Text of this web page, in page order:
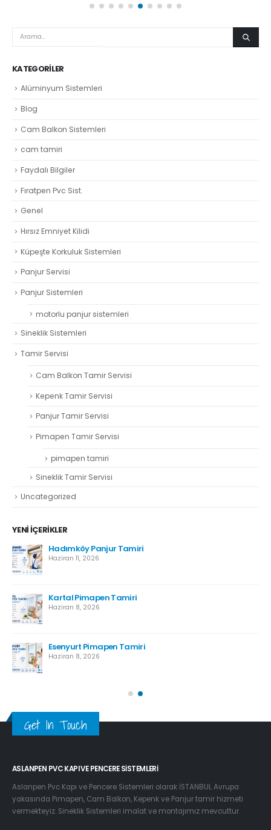
KATEGORILER
Alüminyum Sistemleri
Blog
Cam Balkon Sistemleri
cam tamiri
Faydalı Bilgiler
Fıratpen Pvc Sist.
Genel
Hırsız Emniyet Kilidi
Küpeşte Korkuluk Sistemleri
Panjur Servisi
Panjur Sistemleri
motorlu panjur sistemleri
Sineklik Sistemleri
Tamir Servisi
Cam Balkon Tamir Servisi
Kepenk Tamir Servisi
Panjur Tamir Servisi
Pimapen Tamir Servisi
pimapen tamiri
Sineklik Tamir Servisi
Uncategorized
YENI İÇERIKLER
Hadımköy Panjur Tamiri
Haziran 11, 2026
Kartal Pimapen Tamiri
Haziran 8, 2026
Esenyurt Pimapen Tamiri
Haziran 8, 2026
Get In Touch
ASLANPEN PVC KAPI VE PENCERE SISTEMLERI
Aslanpen Pvc Kapı ve Pencere Sistemleri olarak İSTANBUL Avrupa
yakasında Pimapen, Cam Balkon, Kepenk ve Panjur tamir hizmeti
vermekteyiz. Sineklik Sistemleri imalat ve montajımız mevcuttur.